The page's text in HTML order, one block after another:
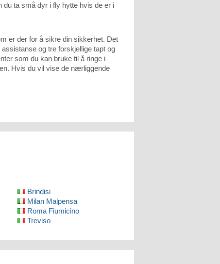
du ta små dyr i fly hytte hvis de er i
er der for å sikre din sikkerhet. Det
og tre forskjellige tapt og
som du kan bruke til å ringe i
Hvis du vil vise de nærliggende
Brindisi
Milan Malpensa
Roma Fiumicino
Treviso